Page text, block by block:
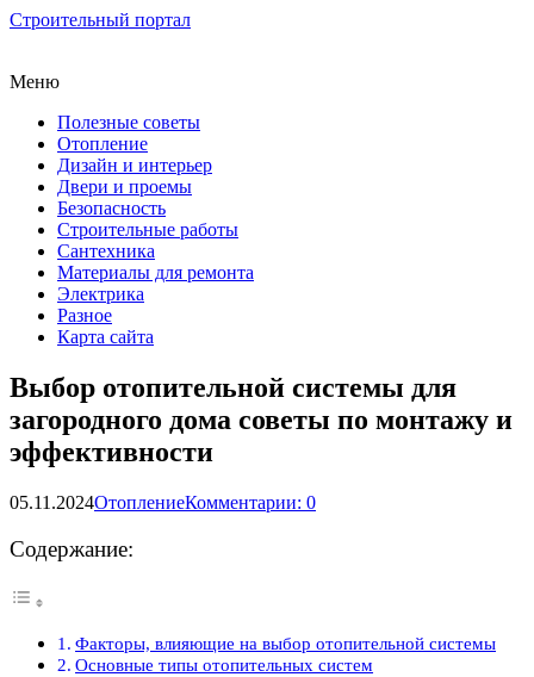
Строительный портал
Меню
Полезные советы
Отопление
Дизайн и интерьер
Двери и проемы
Безопасность
Строительные работы
Сантехника
Материалы для ремонта
Электрика
Разное
Карта сайта
Выбор отопительной системы для
загородного дома советы по монтажу и
эффективности
05.11.2024ОтоплениеКомментарии: 0
Содержание:
Факторы, влияющие на выбор отопительной системы
Основные типы отопительных систем